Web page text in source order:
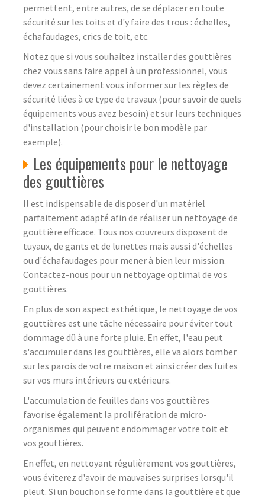
permettent, entre autres, de se déplacer en toute
sécurité sur les toits et d'y faire des trous : échelles,
échafaudages, crics de toit, etc.
Notez que si vous souhaitez installer des gouttières
chez vous sans faire appel à un professionnel, vous
devez certainement vous informer sur les règles de
sécurité liées à ce type de travaux (pour savoir de quels
équipements vous avez besoin) et sur leurs techniques
d'installation (pour choisir le bon modèle par
exemple).
Les équipements pour le nettoyage
des gouttières
Il est indispensable de disposer d'un matériel
parfaitement adapté afin de réaliser un nettoyage de
gouttière efficace. Tous nos couvreurs disposent de
tuyaux, de gants et de lunettes mais aussi d'échelles
ou d'échafaudages pour mener à bien leur mission.
Contactez-nous pour un nettoyage optimal de vos
gouttières.
En plus de son aspect esthétique, le nettoyage de vos
gouttières est une tâche nécessaire pour éviter tout
dommage dû à une forte pluie. En effet, l'eau peut
s'accumuler dans les gouttières, elle va alors tomber
sur les parois de votre maison et ainsi créer des fuites
sur vos murs intérieurs ou extérieurs.
L'accumulation de feuilles dans vos gouttières
favorise également la prolifération de micro-
organismes qui peuvent endommager votre toit et
vos gouttières.
En effet, en nettoyant régulièrement vos gouttières,
vous éviterez d'avoir de mauvaises surprises lorsqu'il
pleut. Si un bouchon se forme dans la gouttière et que